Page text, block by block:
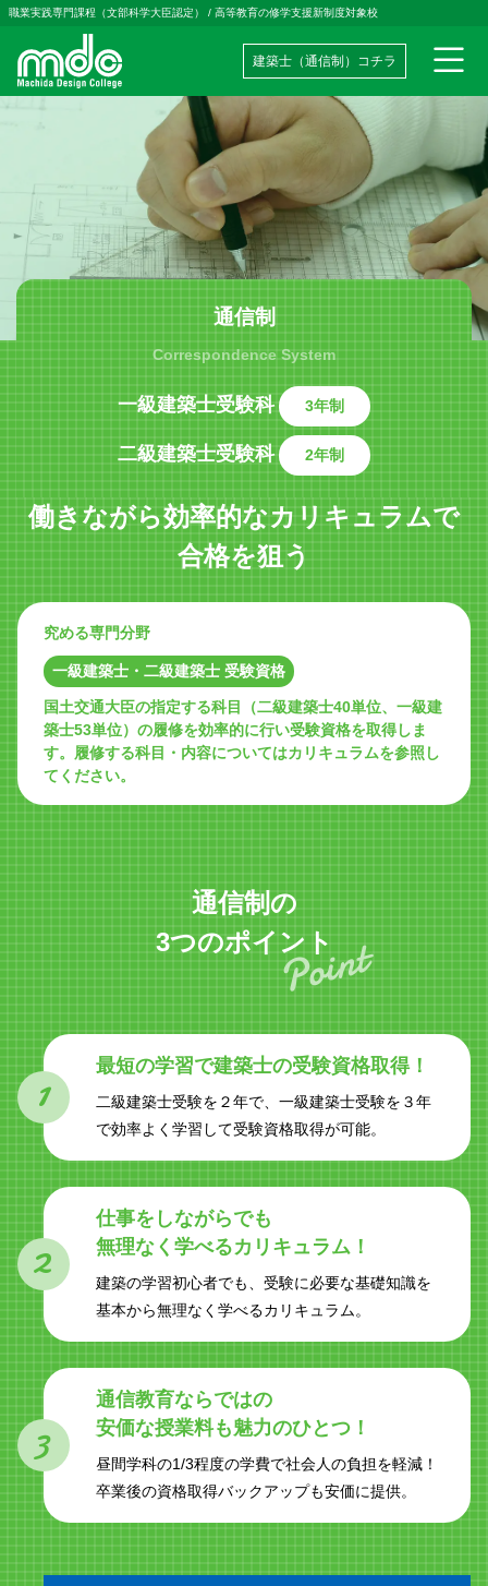
コンテンツへスキップ
職業実践専門課程（文部科学大臣認定） / 高等教育の修学支援新制度対象校
メインナビゲーション
建築士（通信制）コチラ
通信制
Correspondence System
一級建築士受験科 3年制
二級建築士受験科 2年制
働きながら効率的なカリキュラムで
合格を狙う
究める専門分野
一級建築士・二級建築士 受験資格
国土交通大臣の指定する科目（二級建築士40単位、一級建
築士53単位）の履修を効率的に行い受験資格を取得しま
す。履修する科目・内容についてはカリキュラムを参照し
てください。
通信制の
3つのポイントPoint
1 最短の学習で建築士の受験資格取得！
二級建築士受験を２年で、一級建築士受験を３年
で効率よく学習して受験資格取得が可能。
2
仕事をしながらでも
無理なく学べるカリキュラム！
建築の学習初心者でも、受験に必要な基礎知識を
基本から無理なく学べるカリキュラム。
3
通信教育ならではの
安価な授業料も魅力のひとつ！
昼間学科の1/3程度の学費で社会人の負担を軽減！
卒業後の資格取得バックアップも安価に提供。